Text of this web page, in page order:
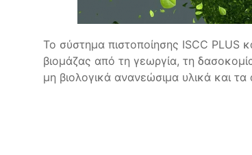
Το σύστημα πιστοποίησης ISCC PLUS
βιομάζας από τη γεωργία, τη
μη βιολογικά ανανεώσιμα υλικά και